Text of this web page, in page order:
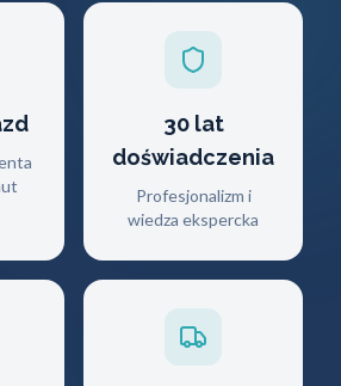
30 lat
doświadczenia
Profesjonalizm i
wiedza ekspercka